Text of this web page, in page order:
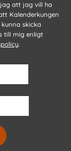
att jag vill ha
Kalenderkungen
skicka
till mig enligt
.